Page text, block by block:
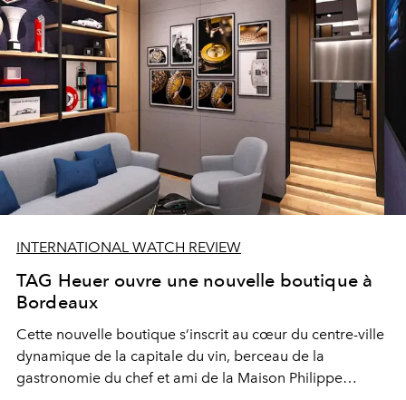
INTERNATIONAL WATCH REVIEW
TAG Heuer ouvre une nouvelle boutique à
Bordeaux
Cette nouvelle boutique s’inscrit au cœur du centre-ville
dynamique de la capitale du vin, berceau de la
gastronomie du chef et ami de la Maison Philippe